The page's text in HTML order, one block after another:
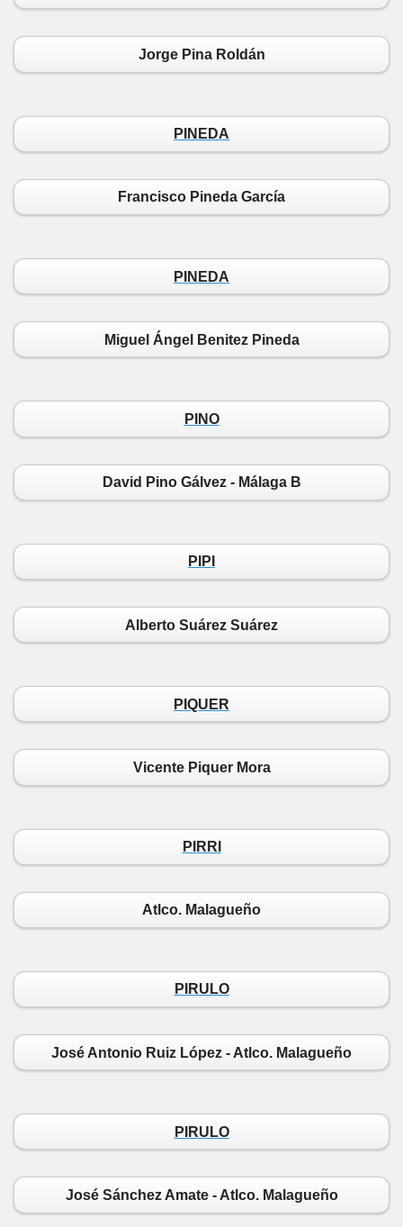
Jorge Pina Roldán
PINEDA
Francisco Pineda García
PINEDA
Miguel Ángel Benitez Pineda
PINO
David Pino Gálvez - Málaga B
PIPI
Alberto Suárez Suárez
PIQUER
Vicente Piquer Mora
PIRRI
Atlco. Malagueño
PIRULO
José Antonio Ruiz López - Atlco. Malagueño
PIRULO
José Sánchez Amate - Atlco. Malagueño